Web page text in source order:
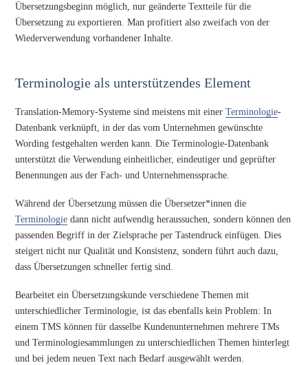
Übersetzungsbeginn möglich, nur geänderte Textteile für die
Übersetzung zu exportieren. Man profitiert also zweifach von der
Wiederverwendung vorhandener Inhalte.
Terminologie als unterstützendes Element
Translation-Memory-Systeme sind meistens mit einerTerminologie-
Datenbank verknüpft, in der das vom Unternehmen gewünschte
Wording festgehalten werden kann. Die Terminologie-Datenbank
unterstützt die Verwendung einheitlicher, eindeutiger und geprüfter
Benennungen aus der Fach- und Unternehmenssprache.
Während der Übersetzung müssen die Übersetzer*innen die
Terminologie dann nicht aufwendig heraussuchen, sondern können den
passenden Begriff in der Zielsprache per Tastendruck einfügen. Dies
steigert nicht nur Qualität und Konsistenz, sondern führt auch dazu,
dass Übersetzungen schneller fertig sind.
Bearbeitet ein Übersetzungskunde verschiedene Themen mit
unterschiedlicher Terminologie, ist das ebenfalls kein Problem: In
einem TMS können für dasselbe Kundenunternehmen mehrere TMs
und Terminologiesammlungen zu unterschiedlichen Themen hinterlegt
und bei jedem neuen Text nach Bedarf ausgewählt werden.